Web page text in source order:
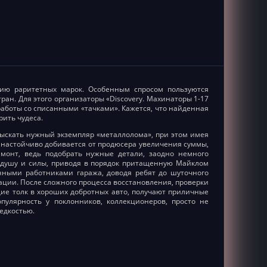
раритетных марок. Особенным спросом пользуются
Для этого организаторы «Discovery. Махинаторы 1-17
со списанными «тачками». Кажется, что найденная
чудеса.
нужный экземпляр «металлолома», при этом имея
добивается от продюсера увеличения суммы,
ведь подобрать нужные детали, заодно немного
и силы, приводя в порядок притащенную Майклом
работниками гаража, доводя ребят до шуточного
После сложного процесса восстановления, проверки
толк в хороших добротных авто, получают приличные
у поклонников, коллекционеров, просто не